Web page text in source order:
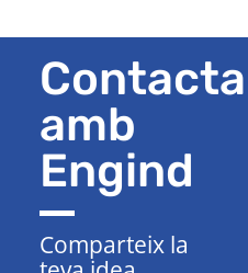
Contacta
amb
Engind
Comparteix la